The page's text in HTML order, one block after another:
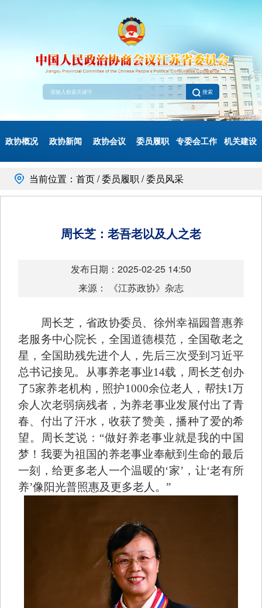
搜索
政协概况 政协新闻 政协会议 委员履职 专委会工作 机关建设
当前位置：首页 / 委员履职 / 委员风采
周长芝：老吾老以及人之老
发布日期：2025-02-25 14:50
来源： 《江苏政协》杂志
周长芝，省政协委员、徐州幸福园普惠养
老服务中心院长，全国道德模范，全国敬老之
星，全国助残先进个人，先后三次受到习近平
总书记接见。从事养老事业14载，周长芝创办
了5家养老机构，照护1000余位老人，帮扶1万
余人次老弱病残者，为养老事业发展付出了青
春、付出了汗水，收获了赞美，播种了爱的希
望。周长芝说：“做好养老事业就是我的中国
梦！我要为祖国的养老事业奉献到生命的最后
一刻，给更多老人一个温暖的‘家’，让‘老有所
养’像阳光普照惠及更多老人。”